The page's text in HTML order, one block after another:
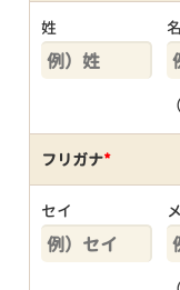
姓 名
フリガナ*
セイ